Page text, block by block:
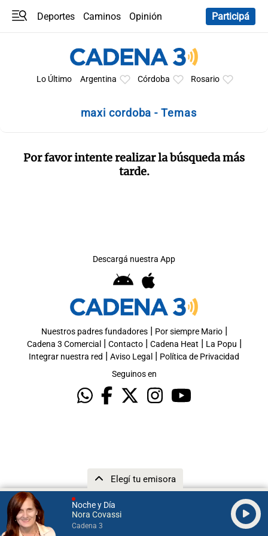
Noche y Día
Nora Covassi
Cadena 3
Elegí tu emisora
Deportes Caminos
Opinión
Participá
Lo Último Argentina Córdoba Rosario
maxi cordoba - Temas
Por favor intente realizar la búsqueda más
tarde.
Descargá nuestra App
Nuestros padres fundadores| Por siempre Mario|
Cadena 3 Comercial | Contacto| Cadena Heat | La Popu |
Integrar nuestra red | Aviso Legal | Política de Privacidad
Seguinos en